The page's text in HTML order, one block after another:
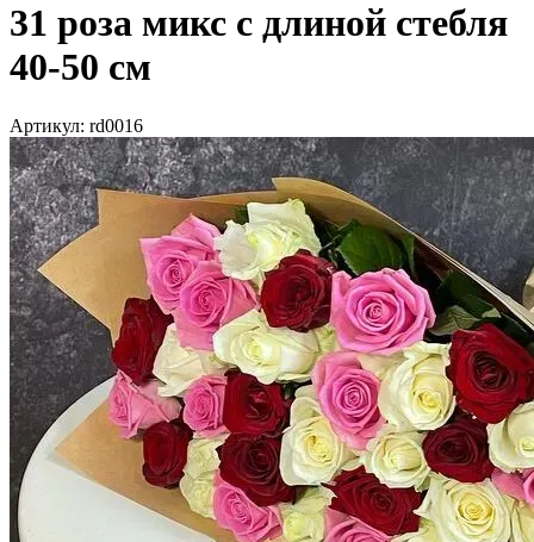
31 роза микс с длиной стебля
40-50 см
Артикул: rd0016